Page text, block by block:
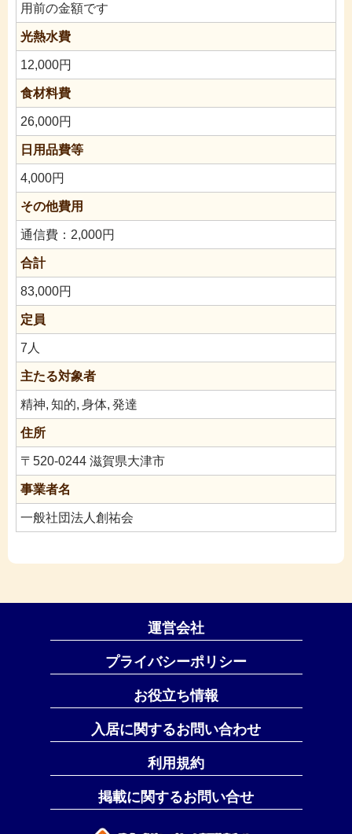
用前の金額です
光熱水費
12,000円
食材料費
26,000円
日用品費等
4,000円
その他費用
通信費：2,000円
合計
83,000円
定員
7人
主たる対象者
精神, 知的, 身体, 発達
住所
〒520-0244 滋賀県大津市
事業者名
一般社団法人創祐会
運営会社
プライバシーポリシー
お役立ち情報
入居に関するお問い合わせ
利用規約
掲載に関するお問い合せ